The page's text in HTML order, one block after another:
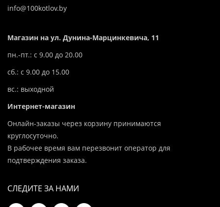
info@100kotlov.by
Магазин на ул. Дунина-Марцинкевича, 11
пн.-пт.: с 9.00 до 20.00
сб.: с 9.00 до 15.00
вс.: выходной
Интернет-магазин
Онлайн-заказы через корзину принимаются
круглосуточно.
В рабочее время вам перезвонит оператор для
подтверждения заказа.
СЛЕДИТЕ ЗА НАМИ